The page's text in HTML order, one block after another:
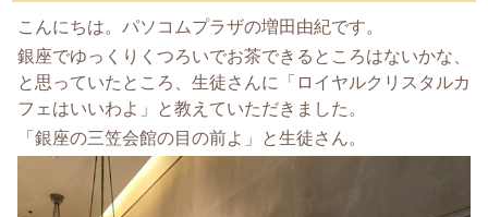
こんにちは。パソコムプラザの増田由紀です。
銀座でゆっくりくつろいでお茶できるところはないかな、
と思っていたところ、生徒さんに「ロイヤルクリスタルカ
フェはいいわよ」と教えていただきました。
「銀座の三笠会館の目の前よ」と生徒さん。